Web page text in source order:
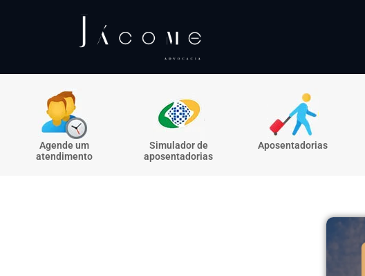
Agende um
atendimento
Simulador de
aposentadorias
Aposentadorias